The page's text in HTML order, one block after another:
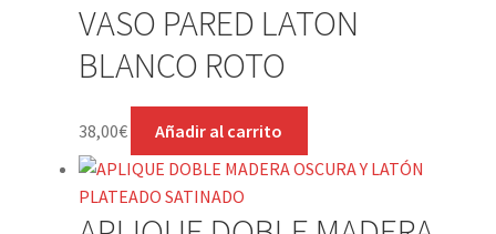
VASO PARED LATON
BLANCO ROTO
38,00€ Añadir al carrito